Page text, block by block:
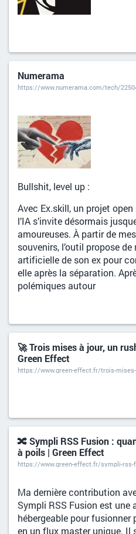
Numerama
Bullshit, level up :
Avec Ex.skill, un projet
l’IA s’invite désormais
amoureuses. À partir de
souvenirs, l’outil propose de
artificielle de son ex pour
elle après la séparation.
polémiques autour
🚀 Trois mises à jour, un
Green Effect
https://www.green-effect.fr/trois-
🔀 Sympli RSS Fusion :
à poils | Green Effect
Ma dernière contribution
Sympli RSS Fusion est une
hébergeable pour
en un flux master unique. Il